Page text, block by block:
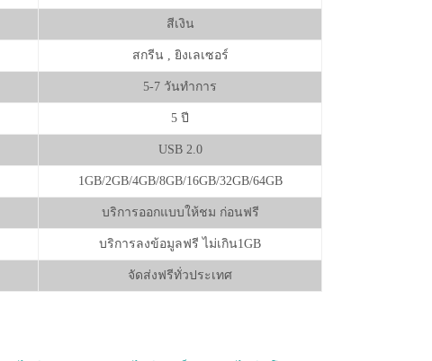
สีเงิน
สกรีน , ยิงเลเซอร์
5-7 วันทำการ
5 ปี
USB 2.0
1GB/2GB/4GB/8GB/16GB/32GB/64GB
บริการออกแบบให้ชม ก่อนฟรี
บริการลงข้อมูลฟรี ไม่เกิน1GB
จัดส่งฟรีทั่วประเทศ